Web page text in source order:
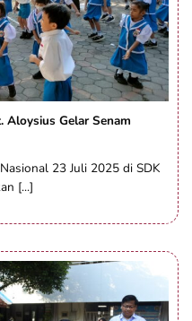
Aloysius Gelar Senam
23 Juli 2025 di SDK
[...]